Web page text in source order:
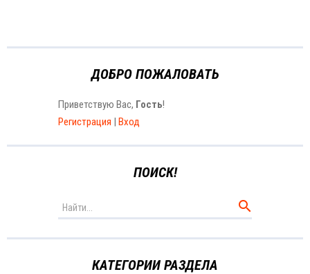
ДОБРО ПОЖАЛОВАТЬ
Приветствую Вас, Гость!
Регистрация | Вход
ПОИСК!
КАТЕГОРИИ РАЗДЕЛА